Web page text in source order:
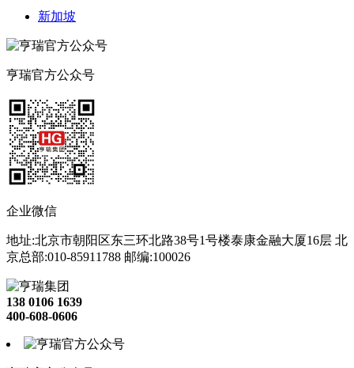
新加坡
亨瑞官方公众号
企业微信
地址:北京市朝阳区东三环北路38号1号楼泰康金融大厦16层 北
京总部:010-85911788 邮编:100026
138 0106 1639
400-608-0606